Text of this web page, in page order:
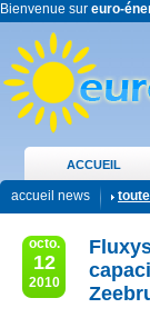
Bienvenue sur euro-
ACCUEIL
accueil news
octo.
12
2010